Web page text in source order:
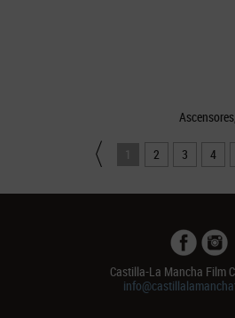
1 2 3 4
Castilla-La Mancha Film